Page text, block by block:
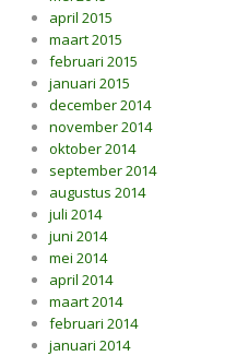
april 2015
maart 2015
februari 2015
januari 2015
december 2014
november 2014
oktober 2014
september 2014
augustus 2014
juli 2014
juni 2014
mei 2014
april 2014
maart 2014
februari 2014
januari 2014